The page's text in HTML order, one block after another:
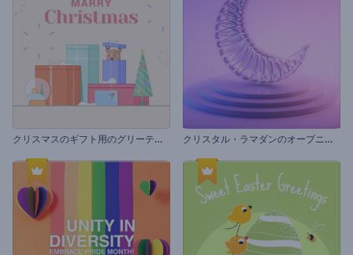
ク
リスマスのギフト用のグリーティングカード ク
リスタル・ラマダンのオープニング動画